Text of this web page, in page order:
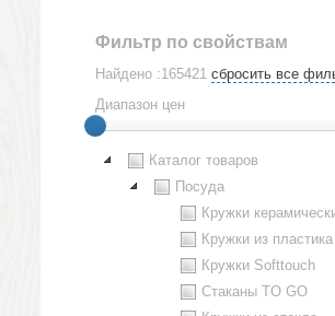
Фильтр по свойствам
Найдено :165421 сбросить все
Диапазон цен
Каталог товаров
Посуда
Кружки
Кружки из пластика
Кружки Softtouch
Стаканы TO GO